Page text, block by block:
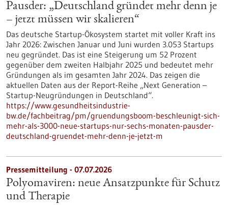
Pausder: „Deutschland gründet mehr denn je
– jetzt müssen wir skalieren“
Das deutsche Startup-Ökosystem startet mit voller Kraft ins
Jahr 2026: Zwischen Januar und Juni wurden 3.053 Startups
neu gegründet. Das ist eine Steigerung um 52 Prozent
gegenüber dem zweiten Halbjahr 2025 und bedeutet mehr
Gründungen als im gesamten Jahr 2024. Das zeigen die
aktuellen Daten aus der Report-Reihe „Next Generation –
Startup-Neugründungen in Deutschland“.
https://www.gesundheitsindustrie-
bw.de/fachbeitrag/pm/gruendungsboom-beschleunigt-sich-
mehr-als-3000-neue-startups-nur-sechs-monaten-pausder-
deutschland-gruendet-mehr-denn-je-jetzt-m
Pressemitteilung - 07.07.2026
Polyomaviren: neue Ansatzpunkte für Schutz
und Therapie